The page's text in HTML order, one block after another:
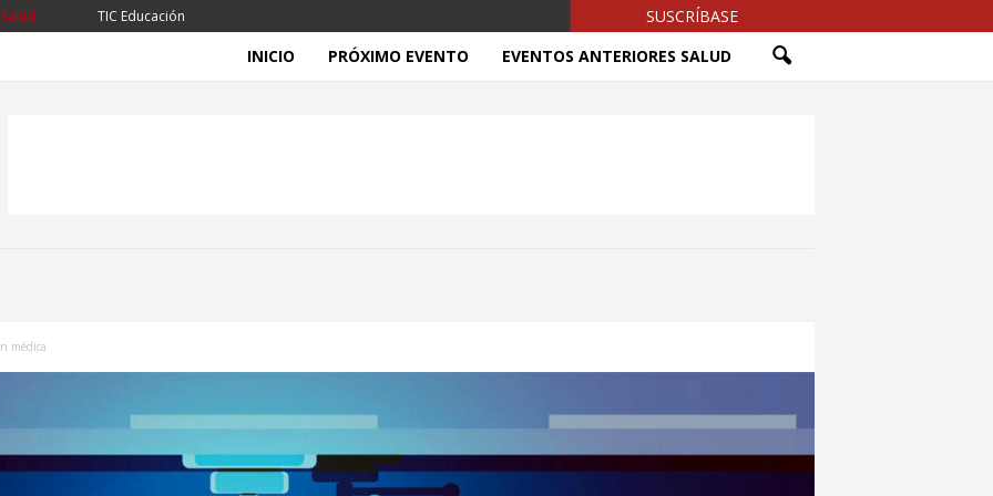
TIC Educación
SUSCRÍBASE
INICIO
PRÓXIMO EVENTO EVENTOS ANTERIORES SALUD
médica